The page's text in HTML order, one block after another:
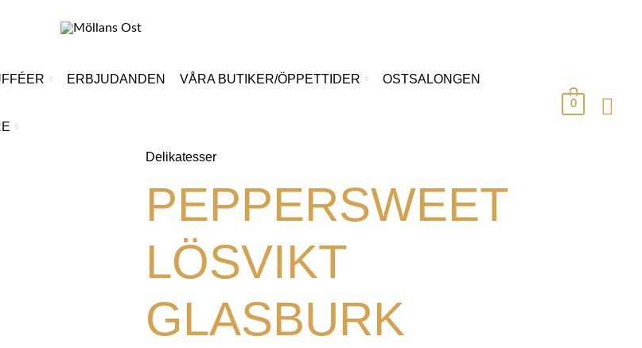
ERBJUDANDEN VÅRA BUTIKER/ÖPPETTIDER OSTSALONGEN
0
Delikatesser
PEPPERSWEET
LÖSVIKT
GLASBURK